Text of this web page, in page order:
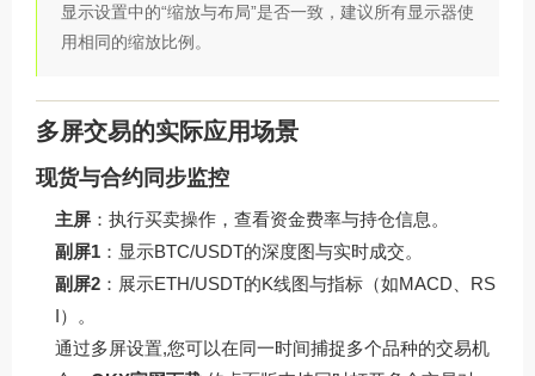
显示设置中的“缩放与布局”是否一致，建议所有显示器使
用相同的缩放比例。
多屏交易的实际应用场景
现货与合约同步监控
主屏 ：执行买卖操作，查看资金费率与持仓信息。
副屏1 ：显示BTC/USDT的深度图与实时成交。
副屏2 ：展示ETH/USDT的K线图与指标（如MACD、RS
I）。
通过多屏设置,您可以在同一时间捕捉多个品种的交易机